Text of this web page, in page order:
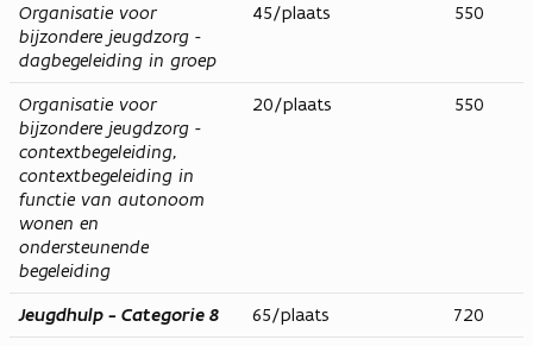
Organisatie voor
bijzondere jeugdzorg -
dagbegeleiding in groep
45/plaats 550
Organisatie voor
bijzondere jeugdzorg -
contextbegeleiding,
contextbegeleiding in
functie van autonoom
wonen en
ondersteunende
begeleiding
20/plaats 550
Jeugdhulp - Categorie 8 65/plaats
720